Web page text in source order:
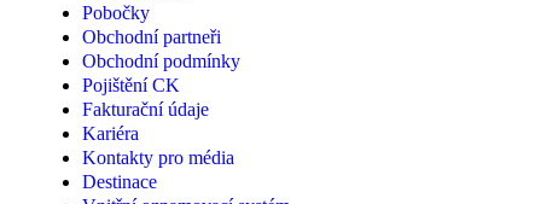
Pobočky
Obchodní partneři
Obchodní podmínky
Pojištění CK
Fakturační údaje
Kariéra
Kontakty pro média
Destinace